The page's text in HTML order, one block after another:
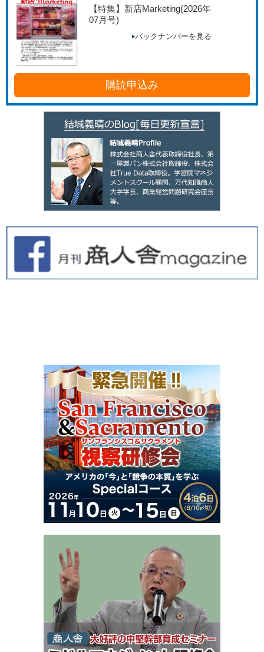
【特集】新店Marketing(2026年
07月号)
バックナンバーを見る
購読申込み